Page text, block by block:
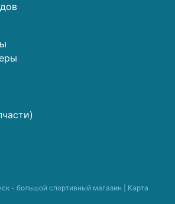
- большой спортивный магазин | Карта